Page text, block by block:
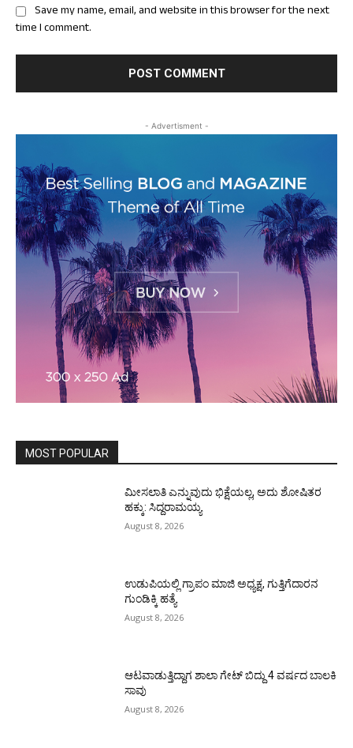
Save my name, email, and website in this browser for the next
time I comment.
- Advertisment -
MOST POPULAR
ಮೀಸಲಾತಿ ಎನ್ನುವುದು ಭಿಕ್ಷೆಯಲ್ಲ, ಅದು ಶೋಷಿತರ
ಹಕ್ಕು: ಸಿದ್ದರಾಮಯ್ಯ
August 8, 2026
ಉಡುಪಿಯಲ್ಲಿ ಗ್ರಾಪಂ ಮಾಜಿ ಅಧ್ಯಕ್ಷ, ಗುತ್ತಿಗೆದಾರನ
ಗುಂಡಿಕ್ಕಿ ಹತ್ಯೆ
August 8, 2026
ಆಟವಾಡುತ್ತಿದ್ದಾಗ ಶಾಲಾ ಗೇಟ್‌ ಬಿದ್ದು 4 ವರ್ಷದ ಬಾಲಕಿ
ಸಾವು
August 8, 2026